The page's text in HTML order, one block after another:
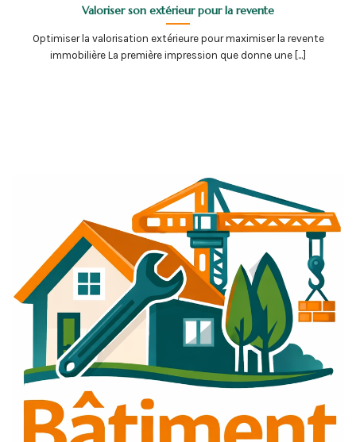
Valoriser son extérieur pour la revente
Optimiser la valorisation extérieure pour maximiser la revente
immobilière La première impression que donne une [...]